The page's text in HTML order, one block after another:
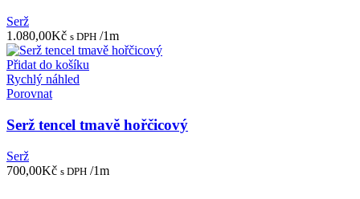
Serž
1.080,00Kč s DPH /1m
Přidat do košíku
Rychlý náhled
Porovnat
Serž tencel tmavě hořčicový
Serž
700,00Kč s DPH /1m